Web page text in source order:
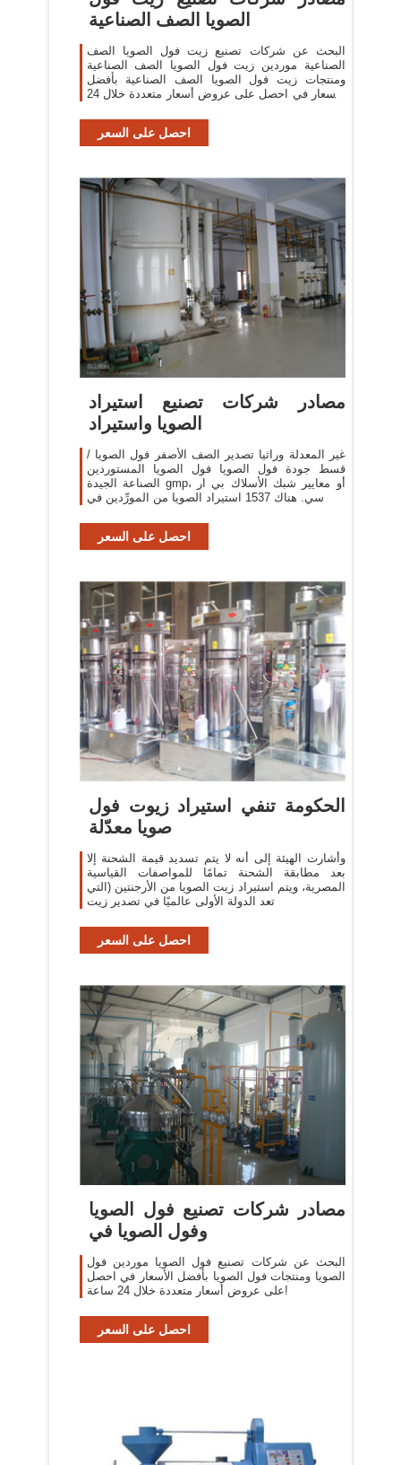
الصويا الصف الصناعية
البحث عن شركات تصنيع زيت فول الصويا الصف
الصناعية موردين زيت فول الصويا الصف الصناعية
ومنتجات زيت فول الصويا الصف الصناعية بأفضل
الأسعار في احصل على عروض أسعار متعددة خلال 24
احصل على السعر
مصادر شركات تصنيع استيراد
الصويا واستيراد
غير المعدلة وراثيا تصدير الصف الأصفر فول الصويا /
قسط جودة فول الصويا فول الصويا المستوردين
الصناعة الجيدة gmp، أو معايير شبك الأسلاك بي ار
سي. هناك 1537 استيراد الصويا من المورِّدين في
احصل على السعر
الحكومة تنفي استيراد زيوت فول
صويا معدّلة
وأشارت الهيئة إلى أنه لا يتم تسديد قيمة الشحنة إلا
بعد مطابقة الشحنة تمامًا للمواصفات القياسية
المصرية، ويتم استيراد زيت الصويا من الأرجنتين (التي
تعد الدولة الأولى عالميًا في تصدير زيت
احصل على السعر
مصادر شركات تصنيع فول الصويا
وفول الصويا في
البحث عن شركات تصنيع فول الصويا موردين فول
الصويا ومنتجات فول الصويا بأفضل الأسعار في احصل
على عروض أسعار متعددة خلال 24 ساعة!
احصل على السعر